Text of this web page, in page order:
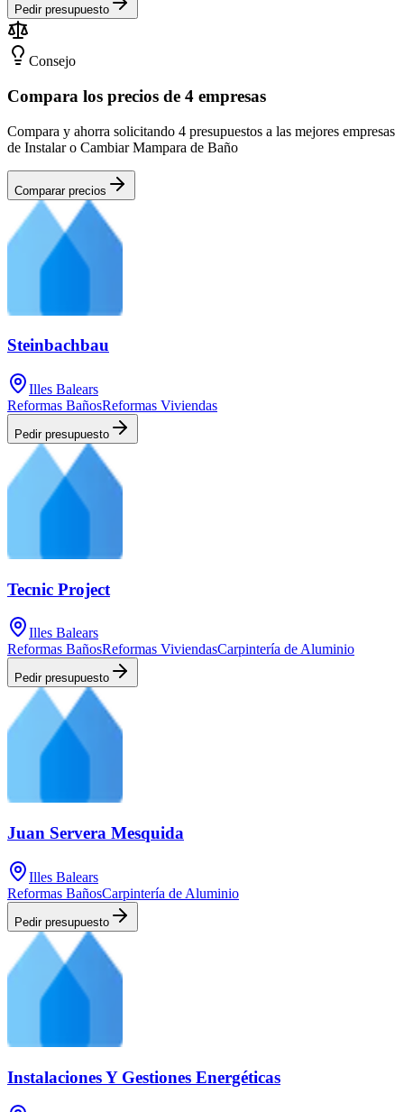
Pedir presupuesto
Consejo
Compara los precios de 4 empresas
Compara y ahorra solicitando 4 presupuestos a las mejores empresas
de Instalar o Cambiar Mampara de Baño
Comparar precios
Steinbachbau
Illes Balears
Reformas BañosReformas Viviendas
Pedir presupuesto
Tecnic Project
Illes Balears
Reformas BañosReformas ViviendasCarpintería de Aluminio
Pedir presupuesto
Juan Servera Mesquida
Illes Balears
Reformas BañosCarpintería de Aluminio
Pedir presupuesto
Instalaciones Y Gestiones Energéticas